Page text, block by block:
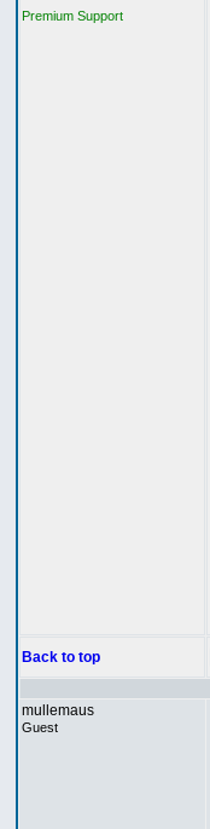
Premium Support
Back to top
mullemaus
Guest